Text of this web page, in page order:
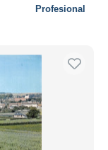
Profesional